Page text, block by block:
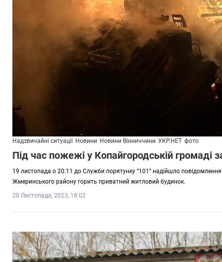
Надзвичайні ситуації Новини Новини Вінниччини УКР.НЕТ фото
Під час пожежі у Копайгородській громаді
19 листопада о 20:11 до Служби порятунку “101” надійшло
Жмеринського району горить приватний житловий будинок.
20 Листопада, 2023, 18:02